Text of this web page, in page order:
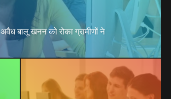
बालू खनन को रोका ग्रामीणों ने